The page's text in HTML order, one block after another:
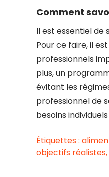
Comment
Il est essentiel de
Pour ce faire, il
professionnels
plus, un
évitant les
professionnel de
besoins
Étiquettes :
objectifs réalistes,